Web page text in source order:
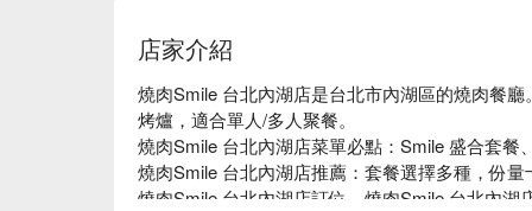
店家介紹
燒肉Smile 台北內湖店是台北市內湖區的燒肉餐
烤爐，適合單人/多人聚餐。
燒肉Smile 台北內湖店菜單必點：Smile 盛合套餐
燒肉Smile 台北內湖店推薦：套餐選擇多種，份
燒肉Smile 台北內湖店訂位、燒肉Smile 台北內